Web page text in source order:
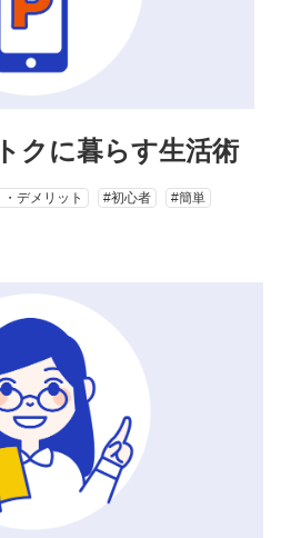
クに暮らす生活術
デメリット #初心者 #簡単